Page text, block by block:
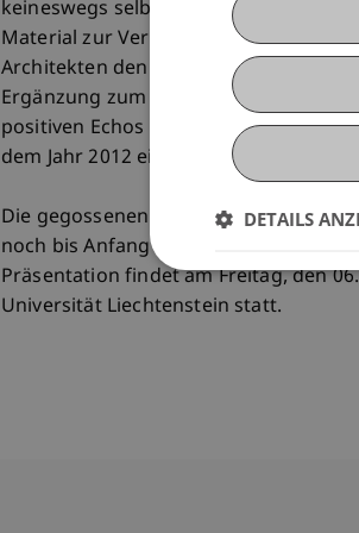
keineswegs selbstverständlich, dass
Material zur Verfügung stellt." Die
Architekten den handwerklichen
Ergänzung zum theoretischen Planen
positiven Echos der Studierenden
dem Jahr 2012 einen festen Platz bei
Die gegossenen Sitzobjekte der
noch bis Anfang Februar in der
Präsentation findet am Freitag, den
Universität Liechtenstein statt.
DETAILS